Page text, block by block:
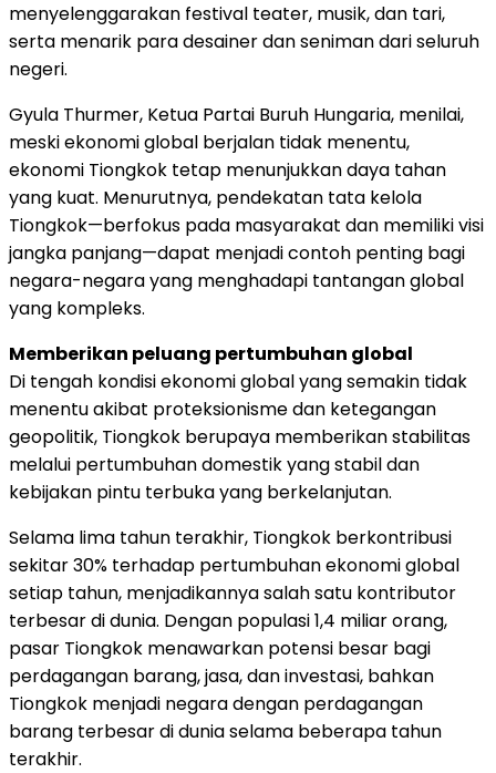
menyelenggarakan festival teater, musik, dan tari,
serta menarik para desainer dan seniman dari seluruh
negeri.
Gyula Thurmer, Ketua Partai Buruh Hungaria, menilai,
meski ekonomi global berjalan tidak menentu,
ekonomi Tiongkok tetap menunjukkan daya tahan
yang kuat. Menurutnya, pendekatan tata kelola
Tiongkok—berfokus pada masyarakat dan memiliki visi
jangka panjang—dapat menjadi contoh penting bagi
negara-negara yang menghadapi tantangan global
yang kompleks.
Memberikan peluang pertumbuhan global
Di tengah kondisi ekonomi global yang semakin tidak
menentu akibat proteksionisme dan ketegangan
geopolitik, Tiongkok berupaya memberikan stabilitas
melalui pertumbuhan domestik yang stabil dan
kebijakan pintu terbuka yang berkelanjutan.
Selama lima tahun terakhir, Tiongkok berkontribusi
sekitar 30% terhadap pertumbuhan ekonomi global
setiap tahun, menjadikannya salah satu kontributor
terbesar di dunia. Dengan populasi 1,4 miliar orang,
pasar Tiongkok menawarkan potensi besar bagi
perdagangan barang, jasa, dan investasi, bahkan
Tiongkok menjadi negara dengan perdagangan
barang terbesar di dunia selama beberapa tahun
terakhir.